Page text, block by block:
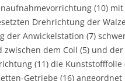
(10)
Drehrichtung der
der Anwickelstation (7)
zwischen dem Coil (5) und
(11) die
Getriebe (16)